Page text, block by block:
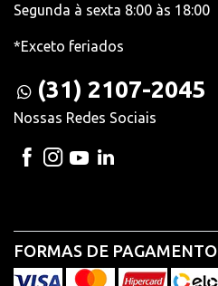
Segunda à sexta 8:00 às 18:00
*Exceto feriados
(31) 2107-2045
Nossas Redes Sociais
FORMAS DE PAGAMENTO